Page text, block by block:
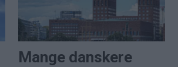
Mange danskere